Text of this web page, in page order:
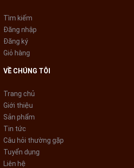
Tìm kiếm
Đăng nhập
Đăng ký
Giỏ hàng
VỀ CHÚNG TÔI
Trang chủ
Giới thiệu
Sản phẩm
Tin tức
Câu hỏi thường gặp
Tuyển dụng
Liên hệ